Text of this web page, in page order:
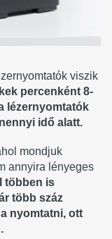
viszik
percenként 8-
lézernyomtatók
idő alatt.
mondjuk
annyira lényeges
többen is
több száz
nyomtatni, ott